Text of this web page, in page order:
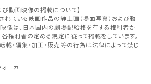
況の確認及び予約を変更したい場合は、
認ください。
る
び動画映像の掲載について】
れている映画作品の静止画（場面写真）および動
映像は、日本国内の劇場配給権を有する権利者か
権利者の定める規定に従って掲載をしています。
載・編集・加工・販売等の行為は法律によって禁じ
ーカー
閉じる
閉じる
閉じる